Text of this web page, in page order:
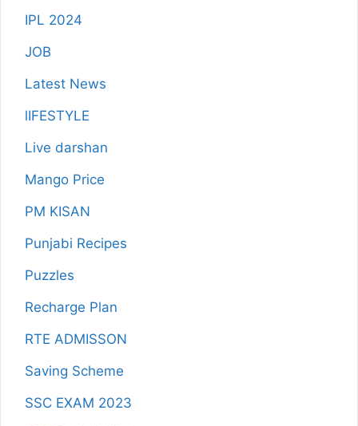
IPL 2024
JOB
Latest News
lIFESTYLE
Live darshan
Mango Price
PM KISAN
Punjabi Recipes
Puzzles
Recharge Plan
RTE ADMISSON
Saving Scheme
SSC EXAM 2023